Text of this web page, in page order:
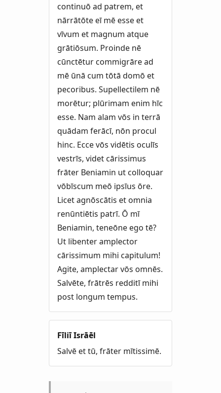
continuō ad patrem, et
nārrātōte eī mē esse et
vīvum et magnum atque
grātiōsum. Proinde nē
cūnctētur commigrāre ad
mē ūnā cum tōtā domō et
pecoribus. Supellectilem nē
morētur; plūrimam enim hīc
esse. Nam alam vōs in terrā
quādam ferācī, nōn procul
hinc. Ecce vōs vidētis oculīs
vestrīs, videt cārissimus
frāter Beniamin ut colloquar
vōbīscum meō ipsīus ōre.
Licet agnōscātis et omnia
renūntiētis patrī. Ō mī
Beniamin, teneōne ego tē?
Ut libenter amplector
cārissimum mihi capitulum!
Agite, amplectar vōs omnēs.
Salvēte, frātrēs redditī mihi
post longum tempus.
Fīliī Isrāēl
Salvē et tū, frāter mītissimē.